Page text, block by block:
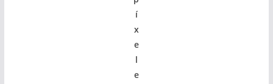
í
x
e
l
e